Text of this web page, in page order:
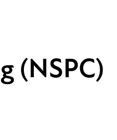
(NSPC)